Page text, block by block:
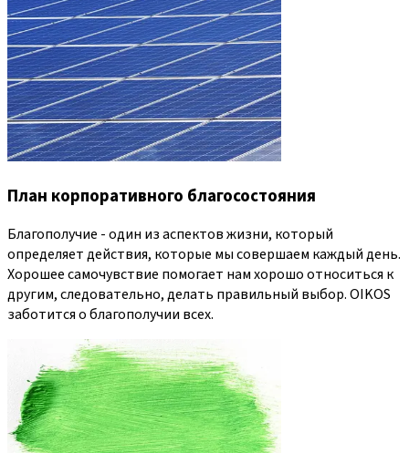
План корпоративного благосостояния
Благополучие - один из аспектов жизни, который
определяет действия, которые мы совершаем каждый день.
Хорошее самочувствие помогает нам хорошо относиться к
другим, следовательно, делать правильный выбор. OIKOS
заботится о благополучии всех.